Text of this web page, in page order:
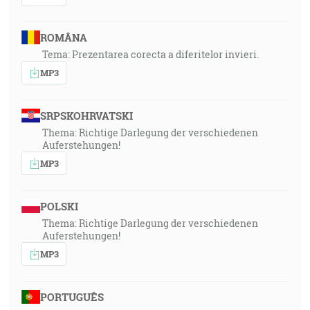
ROMÂNA
Tema: Prezentarea corecta a diferitelor invieri.
MP3
SRPSKOHRVATSKI
Thema: Richtige Darlegung der verschiedenen
Auferstehungen!
MP3
POLSKI
Thema: Richtige Darlegung der verschiedenen
Auferstehungen!
MP3
PORTUGUÊS